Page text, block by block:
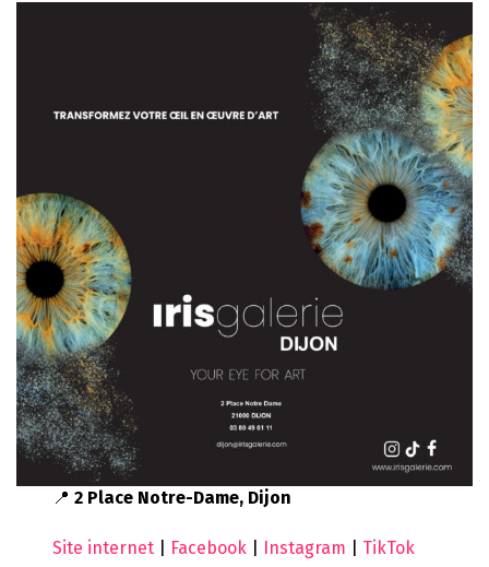
📍2 Place Notre-Dame, Dijon
Site internet Facebook Instagram TikTok